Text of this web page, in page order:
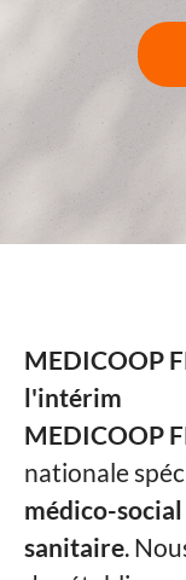
MEDICOOP
l'intérim
MEDICOOP
nationale
médico-
sanitaire.